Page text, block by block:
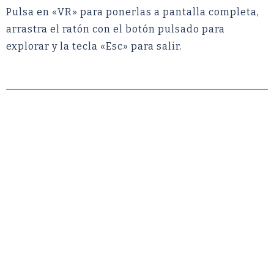
Pulsa en «VR» para ponerlas a pantalla completa,
arrastra el ratón con el botón pulsado para
explorar y la tecla «Esc» para salir.